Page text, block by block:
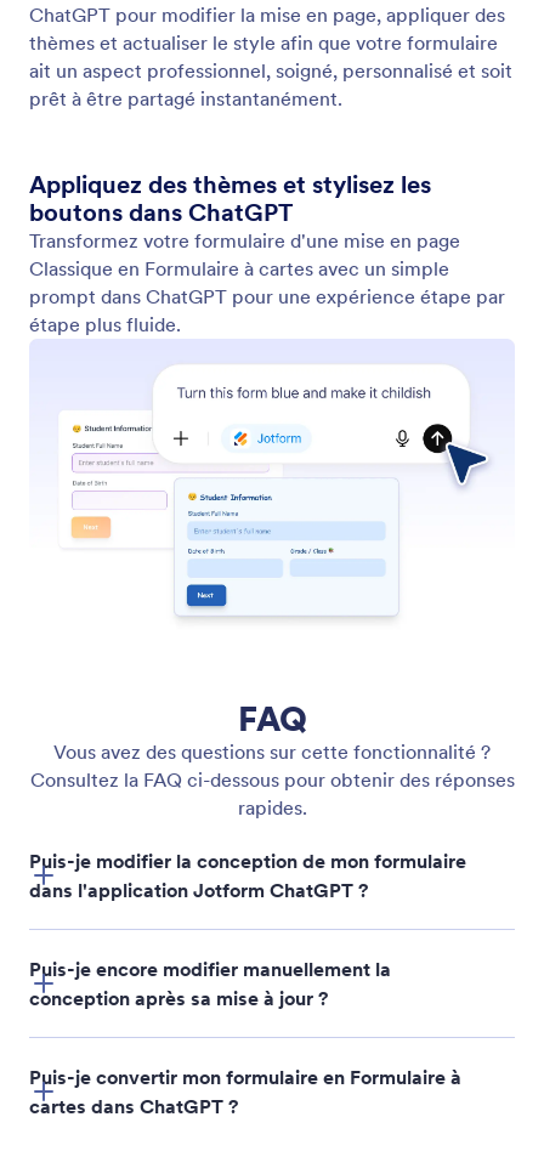
ChatGPT pour modifier la mise en page, appliquer des
thèmes et actualiser le style afin que votre formulaire
ait un aspect professionnel, soigné, personnalisé et soit
prêt à être partagé instantanément.
Appliquez des thèmes et stylisez les
boutons dans ChatGPT
Transformez votre formulaire d'une mise en page
Classique en Formulaire à cartes avec un simple
prompt dans ChatGPT pour une expérience étape par
étape plus fluide.
FAQ
Vous avez des questions sur cette fonctionnalité ?
Consultez la FAQ ci-dessous pour obtenir des réponses
rapides.
Puis-je modifier la conception de mon formulaire
dans l'application Jotform ChatGPT ?
Puis-je encore modifier manuellement la
conception après sa mise à jour ?
Puis-je convertir mon formulaire en Formulaire à
cartes dans ChatGPT ?